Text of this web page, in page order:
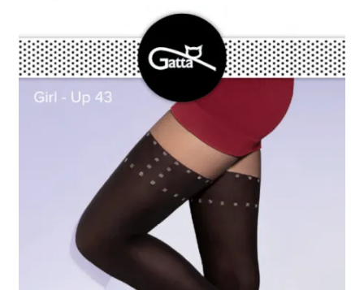
skarpetki
produkty
Rozwiń
menu
potomne